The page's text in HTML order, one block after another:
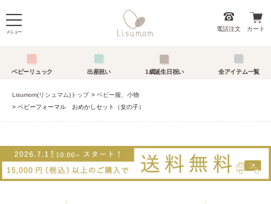
メニュー 電話注文 カート
ベビーリュック 出産祝い 1歳誕生日祝い 全アイテム一覧
Lisumom(リシュマム)トップ
ベビー服、小物
ベビーフォーマル おめかしセット（女の子）